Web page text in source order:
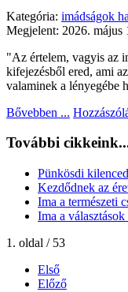
Kategória: imádságok
Megjelent: 2026. május
"Az értelem, vagyis az
kifejezésből ered, ami
valaminek a lényegébe
Bővebben ...
További
Pünkösdi
Kezdődnek az
Ima a természeti
Ima a
1. oldal / 53
Első
Előző